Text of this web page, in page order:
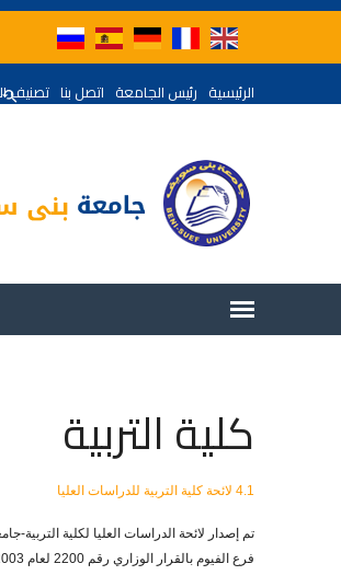
الرئيسية رئيس الجامعة اتصل بنا تصنيف
كلية التربية
4.1 لائحة كلية التربية للدراسات العليا
تم إصدار لائحة الدراسات العليا لكلية التربية-